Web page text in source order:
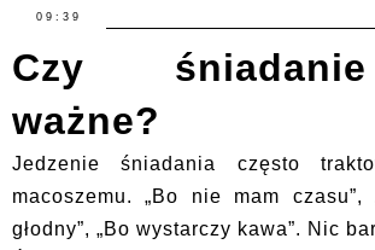
09:39
Czy
ważne?
Jedzenie śniadania często
macoszemu. „Bo nie mam
głodny”, „Bo wystarczy kawa”. Nic